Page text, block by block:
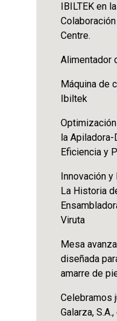
IBILTEK en
Centre.
Alimentador
Máquina de
Ibiltek
la
Eficiencia y
Innovación
La Historia
Viruta
Mesa
diseñada
amarre de
Celebramos
Galarza,